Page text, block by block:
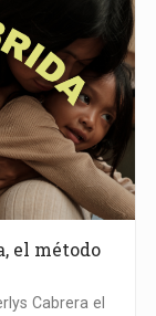
el método
Cabrera el